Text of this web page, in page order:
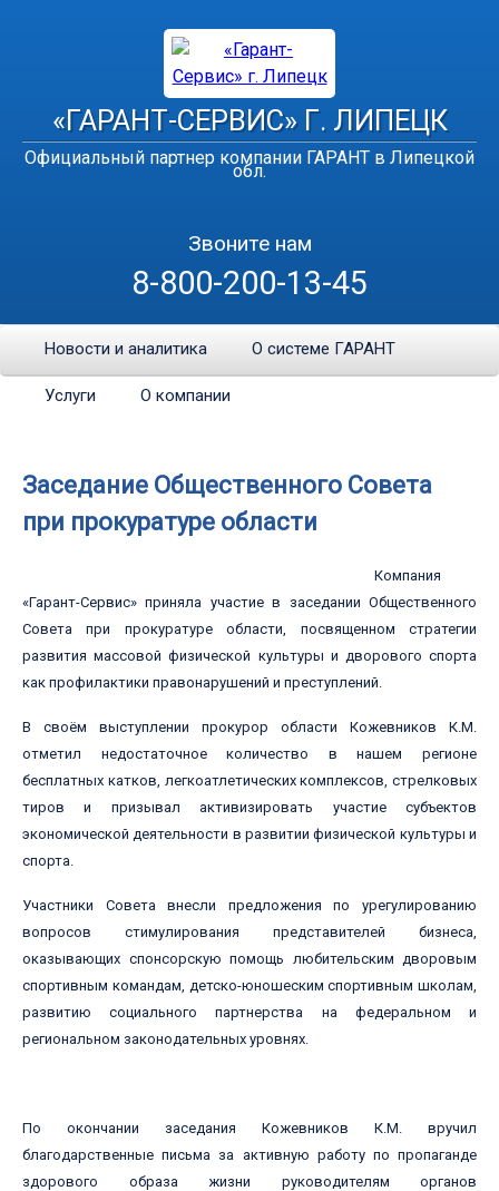
«ГАРАНТ-СЕРВИС» Г. ЛИПЕЦК
Официальный партнер компании ГАРАНТ в Липецкой
обл.
Звоните нам
8-800-200-13-45
Новости и аналитика О системе ГАРАНТ
Услуги О компании
Заседание Общественного Совета
при прокуратуре области
Компания
«Гарант-Сервис» приняла участие в заседании Общественного
Совета при прокуратуре области, посвященном стратегии
развития массовой физической культуры и дворового спорта
как профилактики правонарушений и преступлений.
В своём выступлении прокурор области Кожевников К.М.
отметил недостаточное количество в нашем регионе
бесплатных катков, легкоатлетических комплексов, стрелковых
тиров и призывал активизировать участие субъектов
экономической деятельности в развитии физической культуры и
спорта.
Участники Совета внесли предложения по урегулированию
вопросов стимулирования представителей бизнеса,
оказывающих спонсорскую помощь любительским дворовым
спортивным командам, детско-юношеским спортивным школам,
развитию социального партнерства на федеральном и
региональном законодательных уровнях.
По окончании заседания Кожевников К.М. вручил
благодарственные письма за активную работу по пропаганде
здорового образа жизни руководителям органов